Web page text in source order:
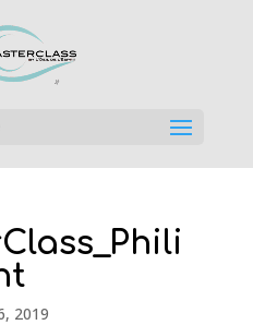
2019